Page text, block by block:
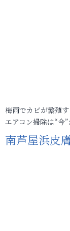
梅雨でカビが繁殖す
エアコン掃除は“今
南芦屋浜皮